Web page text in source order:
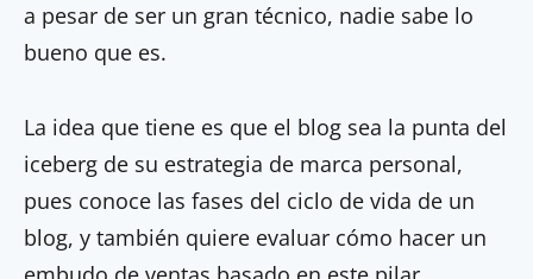
a pesar de ser un gran técnico, nadie sabe lo
bueno que es.
La idea que tiene es que el blog sea la punta del
iceberg de su estrategia de marca personal,
pues conoce las fases del ciclo de vida de un
blog, y también quiere evaluar cómo hacer un